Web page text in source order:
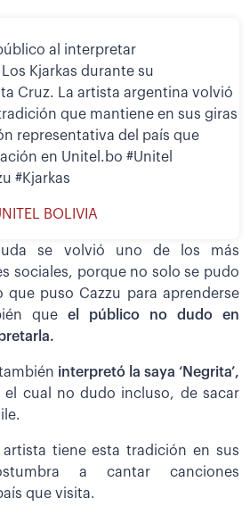
al interpretar
Kjarkas durante su
Cruz. La artista argentina volvió
que mantiene en sus giras
representativa del país que
en Unitel.bo #Unitel
#Kjarkas
BOLIVIA
se volvió uno de los más
sociales, porque no solo se pudo
que puso Cazzu para aprenderse
que el público no dudo en
interpretó la saya ‘Negrita’,
el cual no dudo incluso, de sacar
artista tiene esta tradición en sus
a cantar canciones
que visita.